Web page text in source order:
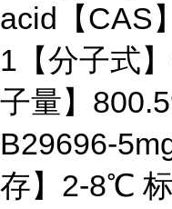
acid【CAS
1【分子式
子量】
B29696-
存】2-8℃